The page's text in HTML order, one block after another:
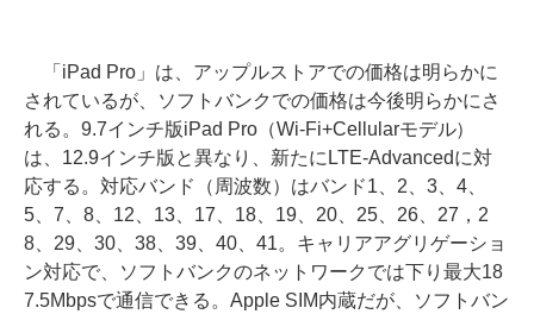
「iPad Pro」は、アップルストアでの価格は明らかに
されているが、ソフトバンクでの価格は今後明らかにさ
れる。9.7インチ版iPad Pro（Wi-Fi+Cellularモデル）
は、12.9インチ版と異なり、新たにLTE-Advancedに対
応する。対応バンド（周波数）はバンド1、2、3、4、
5、7、8、12、13、17、18、19、20、25、26、27，2
8、29、30、38、39、40、41。キャリアアグリゲーショ
ン対応で、ソフトバンクのネットワークでは下り最大18
7.5Mbpsで通信できる。Apple SIM内蔵だが、ソフトバン